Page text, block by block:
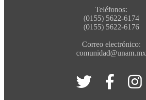
Teléfonos:
(0155) 5622-6174
(0155) 5622-6176
Correo electrónico:
comunidad@unam.mx